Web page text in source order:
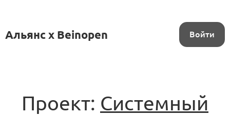
Альянс x Beinopen Войти
Проект: Системный